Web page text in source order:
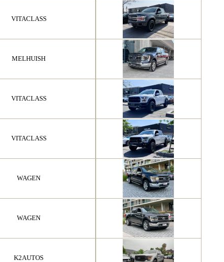
VITACLASS
MELHUISH
VITACLASS
VITACLASS
WAGEN
WAGEN
K2AUTOS